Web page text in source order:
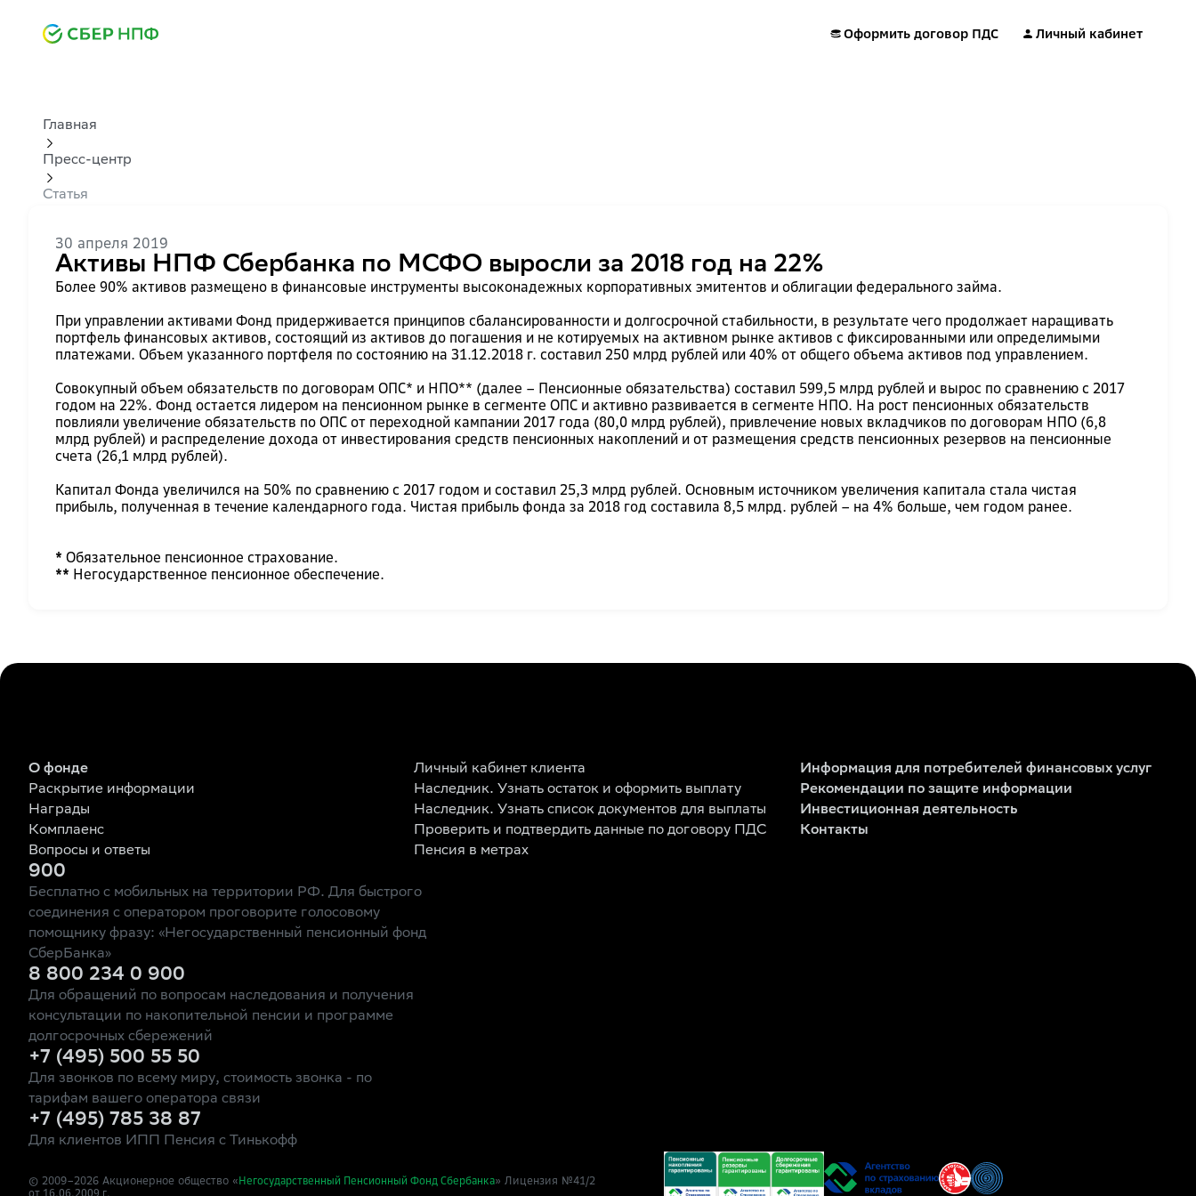
Оформить договор ПДС Личный кабинет
Главная
Пресс-центр
Статья
30 апреля 2019
Активы НПФ Сбербанка по МСФО выросли за 2018 год на 22%
Более 90% активов размещено в финансовые инструменты высоконадежных корпоративных эмитентов и облигации федерального займа.
При управлении активами Фонд придерживается принципов сбалансированности и долгосрочной стабильности, в результате чего продолжает наращивать
портфель финансовых активов, состоящий из активов до погашения и не котируемых на активном рынке активов с фиксированными или определимыми
платежами. Объем указанного портфеля по состоянию на 31.12.2018 г. составил 250 млрд рублей или 40% от общего объема активов под управлением.
Совокупный объем обязательств по договорам ОПС* и НПО** (далее – Пенсионные обязательства) составил 599,5 млрд рублей и вырос по сравнению с 2017
годом на 22%. Фонд остается лидером на пенсионном рынке в сегменте ОПС и активно развивается в сегменте НПО. На рост пенсионных обязательств
повлияли увеличение обязательств по ОПС от переходной кампании 2017 года (80,0 млрд рублей), привлечение новых вкладчиков по договорам НПО (6,8
млрд рублей) и распределение дохода от инвестирования средств пенсионных накоплений и от размещения средств пенсионных резервов на пенсионные
счета (26,1 млрд рублей).
Капитал Фонда увеличился на 50% по сравнению с 2017 годом и составил 25,3 млрд рублей. Основным источником увеличения капитала стала чистая
прибыль, полученная в течение календарного года. Чистая прибыль фонда за 2018 год составила 8,5 млрд. рублей – на 4% больше, чем годом ранее.
* Обязательное пенсионное страхование.
** Негосударственное пенсионное обеспечение.
О фонде
Раскрытие информации
Награды
Комплаенс
Вопросы и ответы
Личный кабинет клиента
Наследник. Узнать остаток и оформить выплату
Наследник. Узнать список документов для выплаты
Проверить и подтвердить данные по договору ПДС
Пенсия в метрах
Информация для потребителей финансовых услуг
Рекомендации по защите информации
Инвестиционная деятельность
Контакты
900
Бесплатно с мобильных на территории РФ. Для быстрого
соединения с оператором проговорите голосовому
помощнику фразу: «Негосударственный пенсионный фонд
СберБанка»
8 800 234 0 900
Для обращений по вопросам наследования и получения
консультации по накопительной пенсии и программе
долгосрочных сбережений
+7 (495) 500 55 50
Для звонков по всему миру, стоимость звонка - по
тарифам вашего оператора связи
+7 (495) 785 38 87
Для клиентов ИПП Пенсия с Тинькофф
© 2009–2026 Акционерное общество «Негосударственный Пенсионный Фонд Сбербанка» Лицензия №41/2
от 16.06.2009 г.